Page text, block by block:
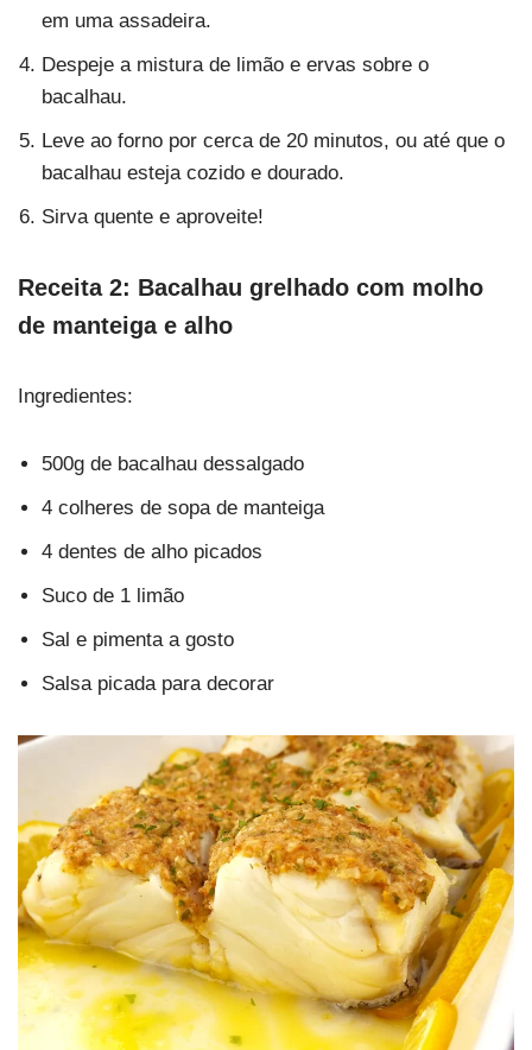
em uma assadeira.
Despeje a mistura de limão e ervas sobre o
bacalhau.
Leve ao forno por cerca de 20 minutos, ou até que o
bacalhau esteja cozido e dourado.
Sirva quente e aproveite!
Receita 2: Bacalhau grelhado com molho
de manteiga e alho
Ingredientes:
500g de bacalhau dessalgado
4 colheres de sopa de manteiga
4 dentes de alho picados
Suco de 1 limão
Sal e pimenta a gosto
Salsa picada para decorar